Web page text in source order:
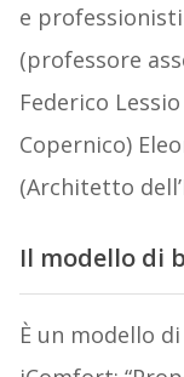
e
(professore
Federico
Copernico)
(Architetto
Il modello di
È un modello